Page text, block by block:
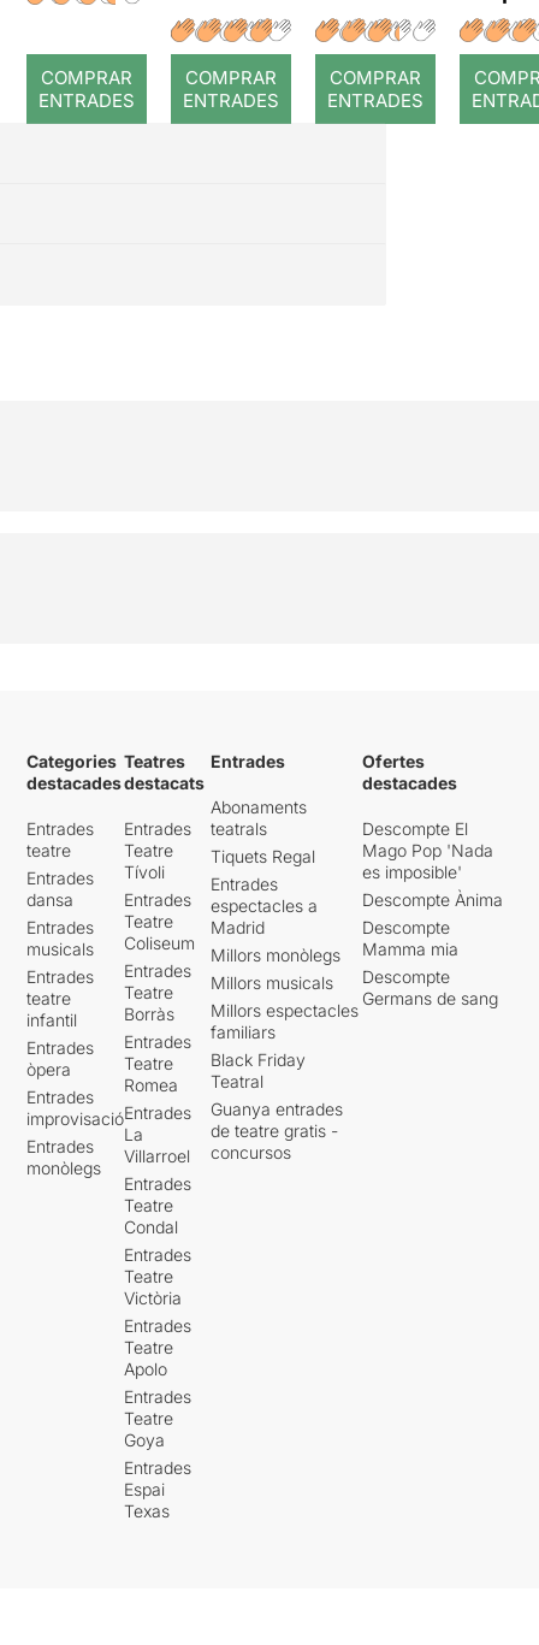
COMPRAR
ENTRADES
a temps
COMPRAR
ENTRADES
r: Temps
COMPRAR
ENTRADES
:
Categories
destacades
Entrades
teatre
Entrades
dansa
Entrades
musicals
Entrades
teatre
infantil
Entrades
òpera
Entrades
improvisació
Entrades
monòlegs
Teatres
destacats
Entrades
Teatre
Tívoli
Entrades
Teatre
Coliseum
Entrades
Teatre
Borràs
Entrades
Teatre
Romea
Entrades
La
Villarroel
Entrades
Teatre
Condal
Entrades
Teatre
Victòria
Entrades
Teatre
Apolo
Entrades
Teatre
Goya
Entrades
Espai
Texas
Entrades
Abonaments
teatrals
Tiquets Regal
Entrades
espectacles a
Madrid
Millors monòlegs
Millors musicals
Millors espectacles
familiars
Black Friday
Teatral
Guanya entrades
de teatre gratis -
concursos
Ofertes
destacades
Descompte El
Mago Pop 'Nada
es imposible'
Descompte Ànima
Descompte
Mamma mia
Descompte
Germans de sang